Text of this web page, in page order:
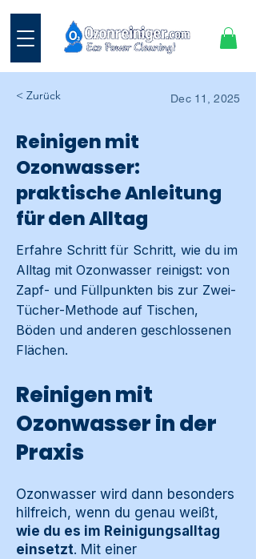
< Zurück Dec 11, 2025
Reinigen mit
Ozonwasser:
praktische Anleitung
für den Alltag
Erfahre Schritt für Schritt, wie du im
Alltag mit Ozonwasser reinigst: von
Zapf- und Füllpunkten bis zur Zwei-
Tücher-Methode auf Tischen,
Böden und anderen geschlossenen
Flächen.
Reinigen mit
Ozonwasser in der
Praxis
Ozonwasser wird dann besonders
hilfreich, wenn du genau weißt,
wie du es im Reinigungsalltag
einsetzt. Mit einer